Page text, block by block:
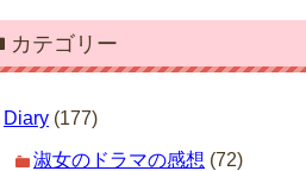
カテゴリー
Diary (177)
淑女のドラマの感想 (72)